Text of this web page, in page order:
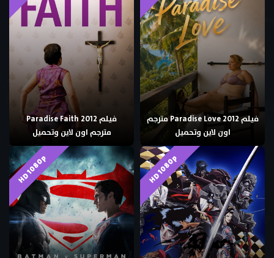
فيلم Paradise Love 2012 مترجم
اون لاين وتحميل
فيلم Paradise Faith 2012
مترجم اون لاين وتحميل
HD 1080p
HD 1080p